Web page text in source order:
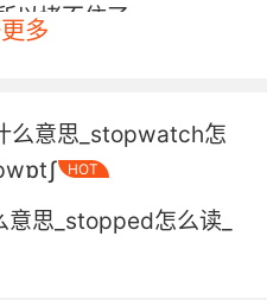
以堵不住了
塞住了 我把塞子拔出
it wedged under the
多
么意思_stopwatch怎
HOT
思_stopped怎么读_